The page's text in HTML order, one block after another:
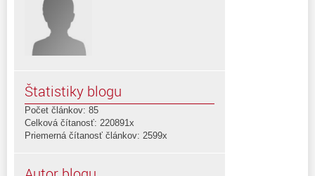
Štatistiky blogu
Počet článkov: 85
Celková čítanosť: 220891x
Priemerná čítanosť článkov: 2599x